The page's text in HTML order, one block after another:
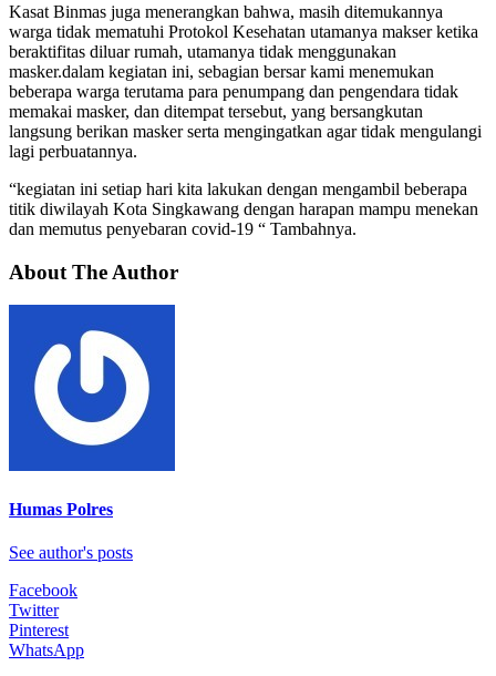
Kasat Binmas juga menerangkan bahwa, masih ditemukannya
warga tidak mematuhi Protokol Kesehatan utamanya makser ketika
beraktifitas diluar rumah, utamanya tidak menggunakan
masker.dalam kegiatan ini, sebagian bersar kami menemukan
beberapa warga terutama para penumpang dan pengendara tidak
memakai masker, dan ditempat tersebut, yang bersangkutan
langsung berikan masker serta mengingatkan agar tidak mengulangi
lagi perbuatannya.
“kegiatan ini setiap hari kita lakukan dengan mengambil beberapa
titik diwilayah Kota Singkawang dengan harapan mampu menekan
dan memutus penyebaran covid-19 “ Tambahnya.
About The Author
Humas Polres
See author's posts
Facebook
Twitter
Pinterest
WhatsApp